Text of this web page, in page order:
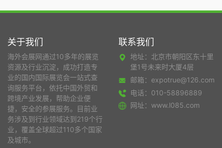
关于我们
海外会展网通过10多年的展览
资源及行业沉淀，成功打造专
业的国内国际展览会一站式查
询服务平台，依托中国外贸和
跨境产业发展，帮助企业便
捷，安全的参展服务。目前业
务涉及到行业领域达到219个行
业，覆盖全球超过110多个国家
及城市。
联系我们
地址：北京市朝阳区东十里
堡1号未来时大厦4层
邮箱：expotrue@126.com
电话：010-58896889
网址：www.l085.com